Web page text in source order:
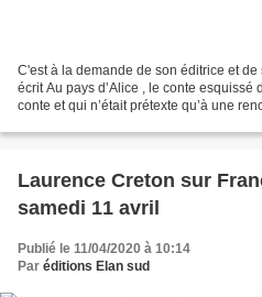
C'est à la demande de son éditrice et
écrit Au pays d’Alice , le conte
conte et qui n’était prétexte qu’à une
Laurence Creton sur
samedi 11 avril
Publié le 11/04/2020 à 10:14
Par éditions Elan sud